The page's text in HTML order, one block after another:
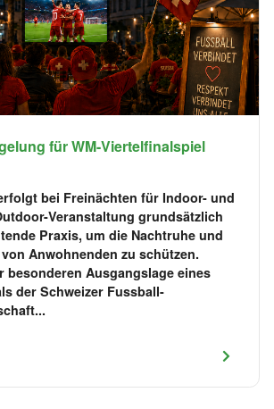
für WM-Viertelfinalspiel
bei Freinächten für Indoor- und
Veranstaltung grundsätzlich
Praxis, um die Nachtruhe und
Anwohnenden zu schützen.
besonderen Ausgangslage eines
der Schweizer Fussball-